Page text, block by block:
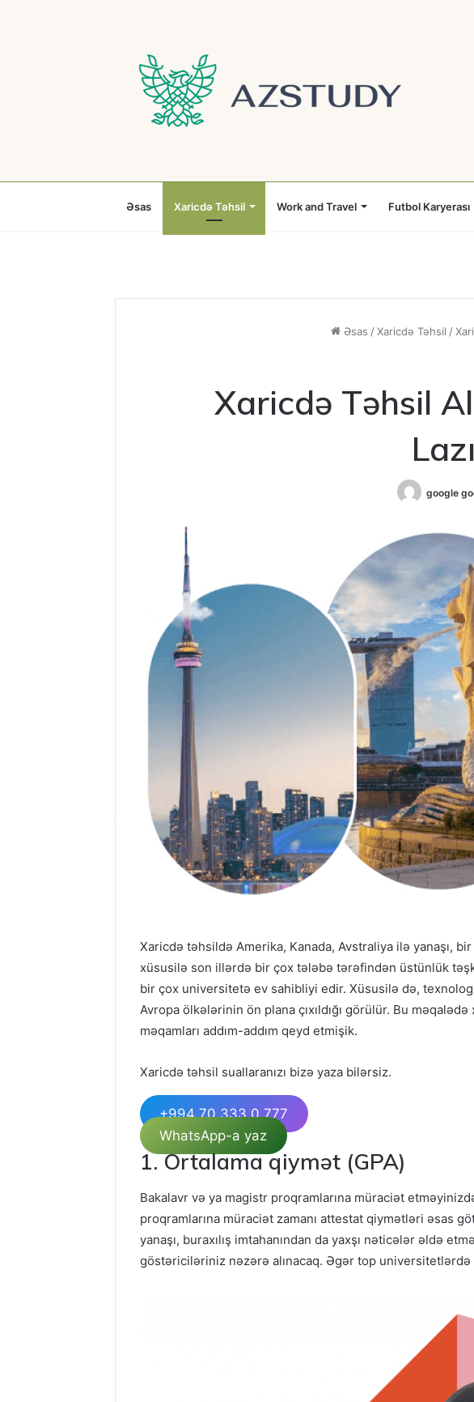
Əsas Xaricdə Təhsil Work and Travel Futbol Karyerası
Əsas / Xaricdə Təhsil /
Xaricdə Təhsil
google
Xaricdə təhsildə Amerika, Kanada, Avstraliya ilə yanaşı,
xüsusilə son illərdə bir çox tələbə tərəfindən üstünlük
bir çox universitetə ev sahibliyi edir. Xüsusilə də,
Avropa ölkələrinin ön plana çıxıldığı görülür. Bu
məqamları addım-addım qeyd etmişik.
Xaricdə təhsil suallaranızı bizə yaza bilərsiz.
+994 70 333 0 777
WhatsApp-a yaz
1. Ortalama qiymət (GPA)
Bakalavr və ya magistr proqramlarına müraciət
proqramlarına müraciət zamanı attestat qiymətləri əsas
yanaşı, buraxılış imtahanından da yaxşı nəticələr əldə
göstəriciləriniz nəzərə alınacaq. Əgər top universitetlərdə